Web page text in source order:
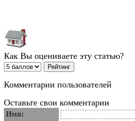
Как Вы оцениваете эту статью?
Комментарии пользователей
Оставьте свои комментарии
Имя: